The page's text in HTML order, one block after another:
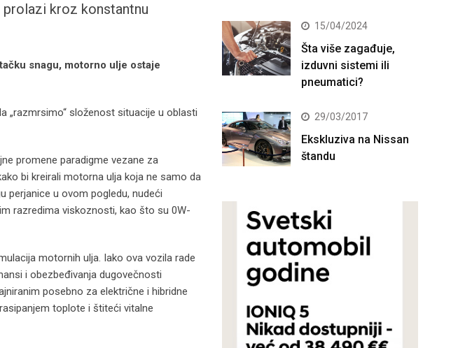
kroz konstantnu
snagu, motorno ulje ostaje
„razmrsimo“ složenost situacije u oblasti
promene paradigme vezane za
bi kreirali motorna ulja koja ne samo da
perjanice u ovom pogledu, nudeći
razredima viskoznosti, kao što su 0W-
motornih ulja. Iako ova vozila rade
i obezbeđivanja dugovečnosti
posebno za električne i hibridne
toplote i štiteći vitalne
15/04/2024
Šta više zagađuje,
izduvni sistemi ili
pneumatici?
29/03/2017
Ekskluziva na Nissan
štandu